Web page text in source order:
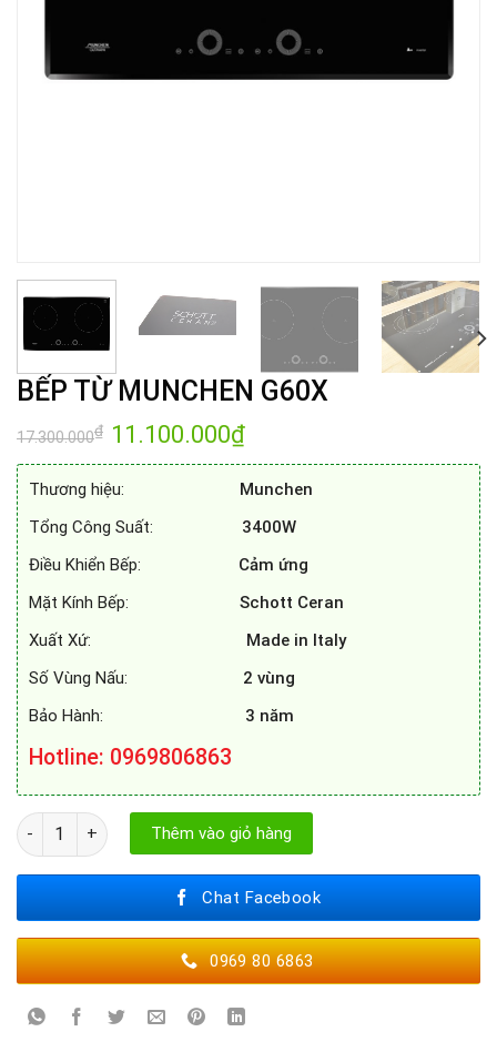
BẾP TỪ MUNCHEN G60X
17.300.000₫ Giá
gốc
là:
11.100.000₫Giá
tại
11.100.000₫.
Thương hiệu:
Munchen
Tổng Công Suất:
3400W
Điều Khiển Bếp: Cảm ứng
Mặt Kính Bếp: Schott Ceran
Xuất Xứ:
Made in Italy
Số Vùng Nấu: 2 vùng
Bảo Hành: 3 năm
Hotline: 0969806863
BẾP TỪ MUNCHEN G60X số lượng
Thêm vào giỏ hàng
Chat Facebook
0969 80 6863